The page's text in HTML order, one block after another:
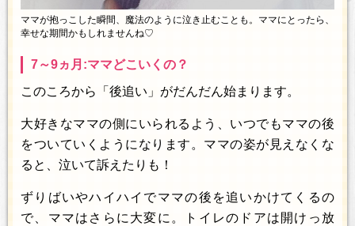
ママが抱っこした瞬間、魔法のように泣き止むことも。ママにとったら、
幸せな期間かもしれませんね♡
7～9ヵ月:ママどこいくの？
このころから「後追い」がだんだん始まります。
大好きなママの側にいられるよう、いつでもママの後
をついていくようになります。ママの姿が見えなくな
ると、泣いて訴えたりも！
ずりばいやハイハイでママの後を追いかけてくるの
で、ママはさらに大変に。トイレのドアは開けっ放